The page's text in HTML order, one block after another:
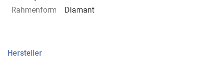
Rahmenform
Diamant
Hersteller